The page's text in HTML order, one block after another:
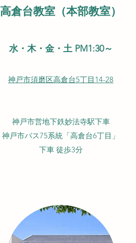
​高倉台教室 （本部教室）
水・木・金・土 PM1:30～
神戸市須磨区高倉台5丁目14-28
神戸市営地下鉄妙法寺駅下車
神戸市バス75系統「高倉台6丁目」
下車 徒歩3分